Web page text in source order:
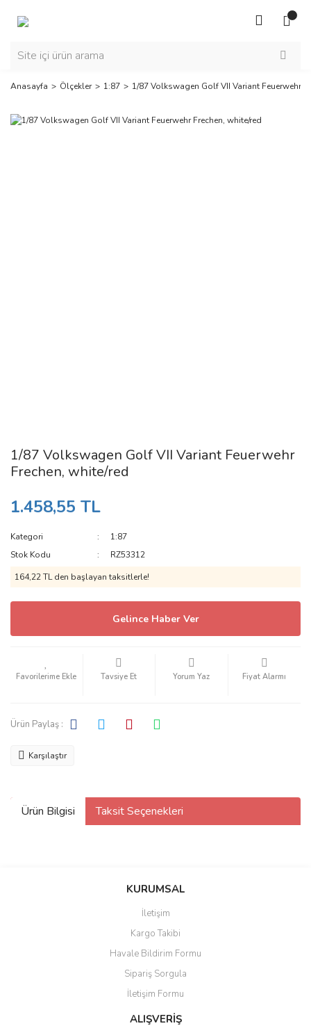
Anasayfa Ölçekler 1:87 1/87 Volkswagen Golf VII Variant Feuerwehr
1/87 Volkswagen Golf VII Variant Feuerwehr
Frechen, white/red
1.458,55 TL
Kategori
1:87
Stok Kodu
RZ53312
164,22 TL den başlayan taksitlerle!
Gelince Haber Ver
Tavsiye Et Yorum Yaz Fiyat Alarmı
Ürün Paylaş :
Karşılaştır
Ürün Bilgisi Taksit Seçenekleri
KURUMSAL
İletişim
Kargo Takibi
Havale Bildirim Formu
Sipariş Sorgula
İletişim Formu
ALIŞVERİŞ